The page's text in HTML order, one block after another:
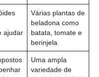
ajudar
Várias plantas de
beladona como
batata, tomate e
berinjela
Uma ampla
variedade de